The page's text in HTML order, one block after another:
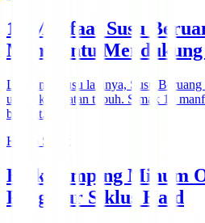
10 Manfaat Susu
Membantu Mendukung
Layaknya susu lainnya, Susu
untuk kesehatan tubuh. Simak 10
berikut.
Hidup Sehat
Efek Samping Minum
Pengatur Siklus Haid